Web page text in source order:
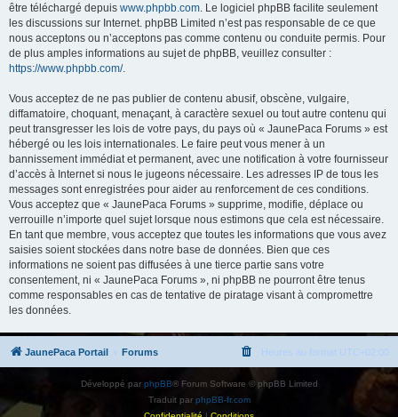
être téléchargé depuis www.phpbb.com. Le logiciel phpBB facilite seulement
les discussions sur Internet. phpBB Limited n’est pas responsable de ce que
nous acceptons ou n’acceptons pas comme contenu ou conduite permis. Pour
de plus amples informations au sujet de phpBB, veuillez consulter :
https://www.phpbb.com/.
Vous acceptez de ne pas publier de contenu abusif, obscène, vulgaire,
diffamatoire, choquant, menaçant, à caractère sexuel ou tout autre contenu qui
peut transgresser les lois de votre pays, du pays où « JaunePaca Forums » est
hébergé ou les lois internationales. Le faire peut vous mener à un
bannissement immédiat et permanent, avec une notification à votre fournisseur
d’accès à Internet si nous le jugeons nécessaire. Les adresses IP de tous les
messages sont enregistrées pour aider au renforcement de ces conditions.
Vous acceptez que « JaunePaca Forums » supprime, modifie, déplace ou
verrouille n’importe quel sujet lorsque nous estimons que cela est nécessaire.
En tant que membre, vous acceptez que toutes les informations que vous avez
saisies soient stockées dans notre base de données. Bien que ces
informations ne soient pas diffusées à une tierce partie sans votre
consentement, ni « JaunePaca Forums », ni phpBB ne pourront être tenus
comme responsables en cas de tentative de piratage visant à compromettre
les données.
JaunePaca Portail Forums Heures au format UTC+02:00
Développé par phpBB® Forum Software © phpBB Limited
Traduit par phpBB-fr.com